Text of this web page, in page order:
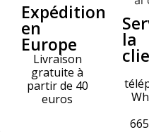
Expédition
en
Europe
Livraison
gratuite à
partir de 40
euros
la